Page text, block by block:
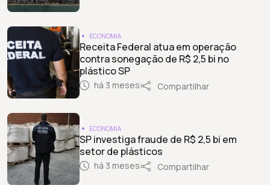
ECONOMIA
Receita Federal atua em operação
contra sonegação de R$ 2,5 bi no
plástico SP
há 3 meses Compartilhar
ECONOMIA
SP investiga fraude de R$ 2,5 bi em
setor de plásticos
há 3 meses Compartilhar